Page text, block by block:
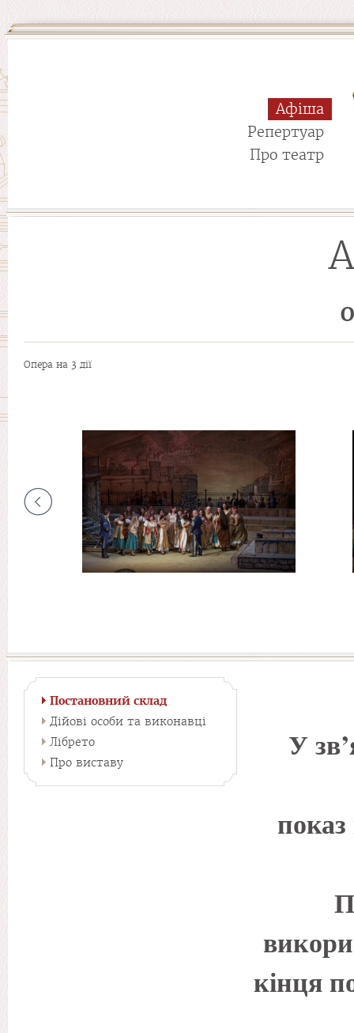
Афіша
Репертуар
Про театр
Опера на 3 дії
Постановний склад
Дійові особи та виконавці
Лібрето
Про виставу
У
кінця